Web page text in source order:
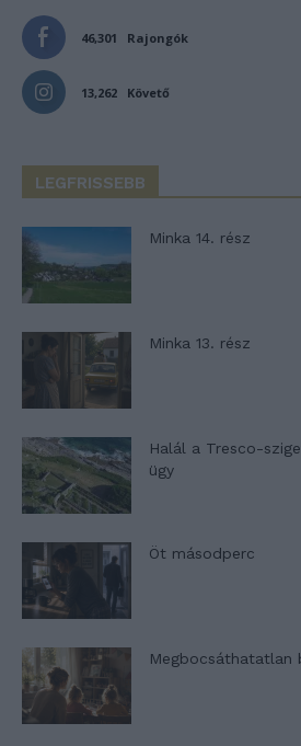
46,301 Rajongók
13,262 Követő
LEGFRISSEBB
Minka 14. rész
Minka 13. rész
Halál a Tresco-
ügy
Öt másodperc
Megbocsáthatatlan